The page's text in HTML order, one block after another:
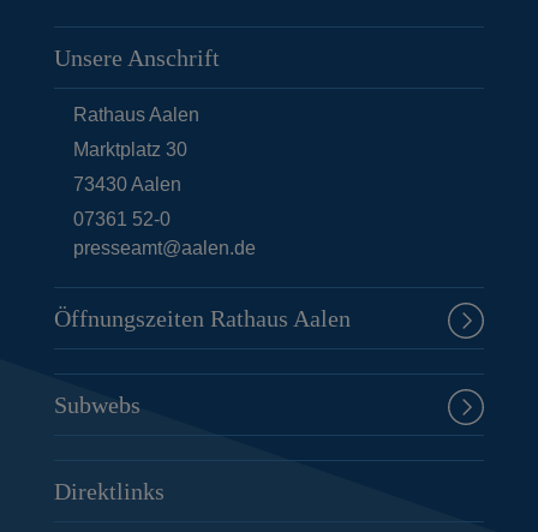
Unsere Anschrift
Rathaus Aalen
Marktplatz 30
73430Aalen
07361 52-0
presseamt@aalen.de
Öffnungszeiten Rathaus Aalen
Subwebs
Direktlinks